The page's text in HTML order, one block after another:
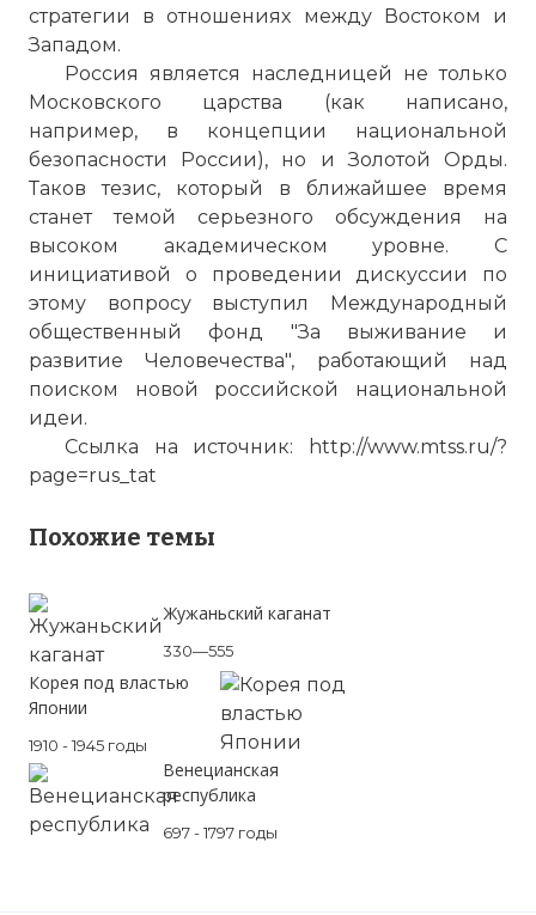
стратегии в отношениях между Востоком и
Западом.
Россия является наследницей не только
Московского царства (как написано,
например, в концепции национальной
безопасности России), но и Золотой Орды.
Таков тезис, который в ближайшее время
станет темой серьезного обсуждения на
высоком академическом уровне. С
инициативой о проведении дискуссии по
этому вопросу выступил Международный
общественный фонд "За выживание и
развитие Человечества", работающий над
поиском новой российской национальной
идеи.
Ссылка на источник: http://www.mtss.ru/?
page=rus_tat
Похожие темы
Жужаньский каганат
330—555
Корея под властью
Японии
1910 - 1945 годы
Венецианская
республика
697 - 1797 годы